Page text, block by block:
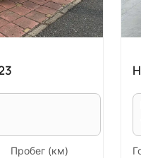
Пробег (км)